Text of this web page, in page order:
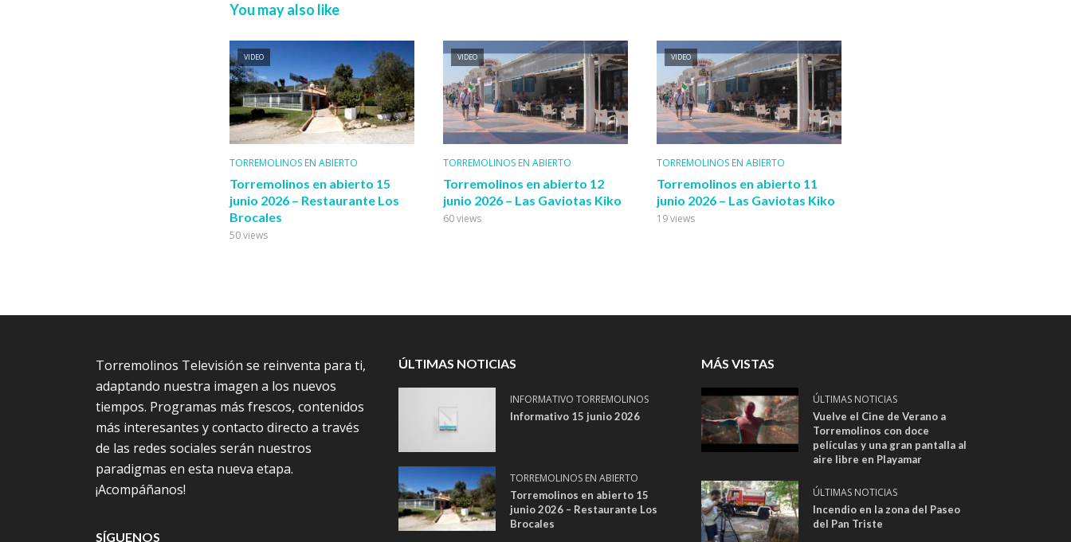
You may also like
VIDEO
TORREMOLINOS EN ABIERTO
Torremolinos en abierto 15
junio 2026 – Restaurante Los
Brocales
50 views
VIDEO
TORREMOLINOS EN ABIERTO
Torremolinos en abierto 12
junio 2026 – Las Gaviotas Kiko
60 views
VIDEO
TORREMOLINOS EN ABIERTO
Torremolinos en abierto 11
junio 2026 – Las Gaviotas Kiko
19 views
Torremolinos Televisión se reinventa para ti,
adaptando nuestra imagen a los nuevos
tiempos. Programas más frescos, contenidos
más interesantes y contacto directo a través
de las redes sociales serán nuestros
paradigmas en esta nueva etapa.
¡Acompáñanos!
SÍGUENOS
ÚLTIMAS NOTICIAS
INFORMATIVO TORREMOLINOS
Informativo 15 junio 2026
TORREMOLINOS EN ABIERTO
Torremolinos en abierto 15
junio 2026 – Restaurante Los
Brocales
MÁS VISTAS
ÚLTIMAS NOTICIAS
Vuelve el Cine de Verano a
Torremolinos con doce
películas y una gran pantalla al
aire libre en Playamar
ÚLTIMAS NOTICIAS
Incendio en la zona del Paseo
del Pan Triste